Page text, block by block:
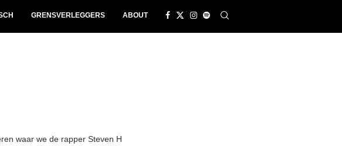
GRENSVERLEGGERS ABOUT
waar we de rapper Steven H